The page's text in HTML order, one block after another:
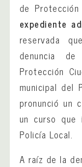
de
expediente
reservada
denuncia
Protección
municipal del
pronunció un
un curso que
Policía Local.
A raíz de la